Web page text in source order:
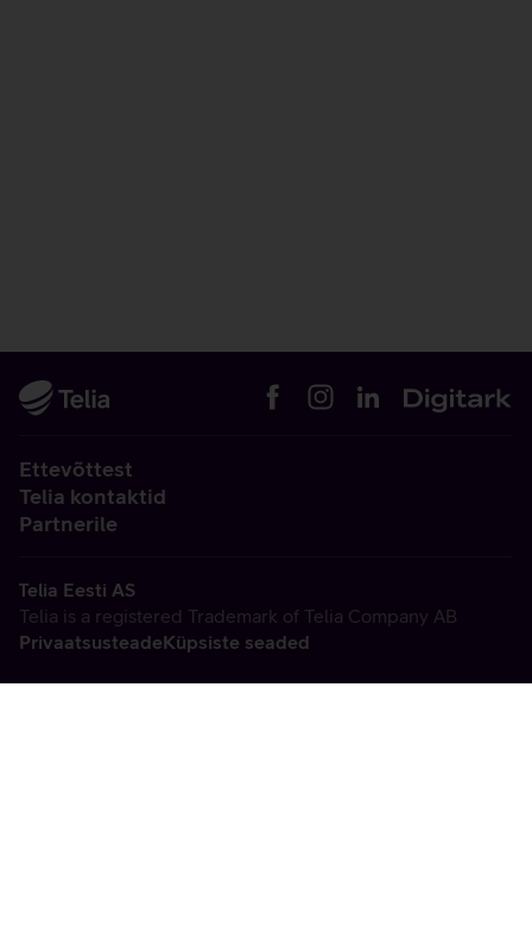
Ettevõttest
Telia kontaktid
Partnerile
Telia Eesti AS
Telia is a registered Trademark of Telia Company AB
PrivaatsusteadeKüpsiste seaded